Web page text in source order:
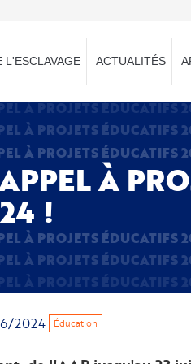
L'ESCLAVAGE ACTUALITÉS
À PROJETS ÉDUCATIFS
À PROJETS ÉDUCATIFS
À PROJETS ÉDUCATIFS
À
!
À PROJETS ÉDUCATIFS
À PROJETS ÉDUCATIFS
À PROJETS ÉDUCATIFS
2024 Éducation